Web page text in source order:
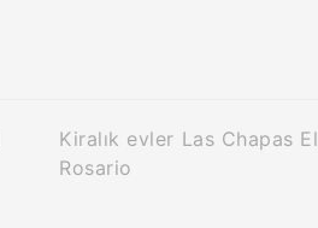
Kiralık evler Las Chapas El
Rosario